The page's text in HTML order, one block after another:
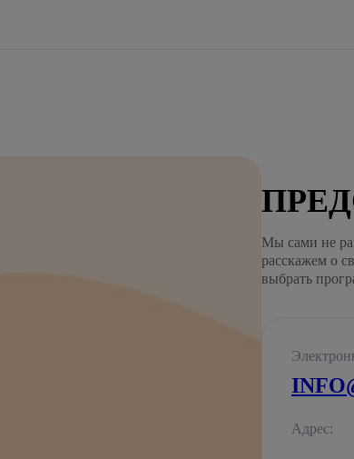
Мы сами не
расскажем о
выбрать
Адрес: